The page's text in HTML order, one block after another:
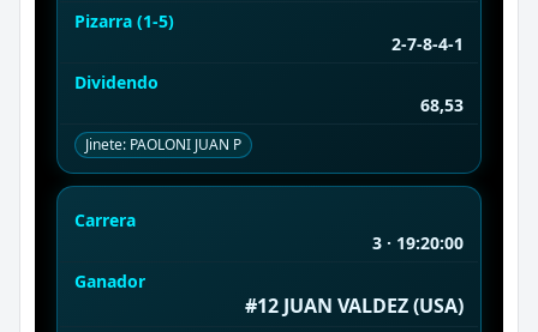
Pizarra (1-5)
2-7-8-4-1
Dividendo
68,53
Jinete: PAOLONI JUAN P
Carrera
3 · 19:20:00
Ganador
#12 JUAN VALDEZ (USA)